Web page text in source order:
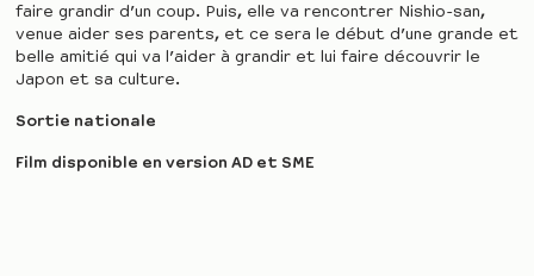
faire grandir d’un coup. Puis, elle va rencontrer Nishio-san,
venue aider ses parents, et ce sera le début d’une grande et
belle amitié qui va l’aider à grandir et lui faire découvrir le
Japon et sa culture.
Sortie nationale
Film disponible en version AD et SME